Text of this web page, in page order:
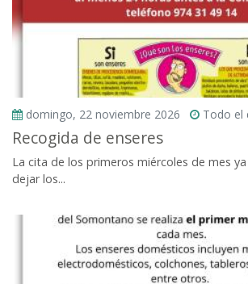
domingo, 22 noviembre 2026 Todo el
Recogida de enseres
La cita de los primeros miércoles de mes
dejar los...